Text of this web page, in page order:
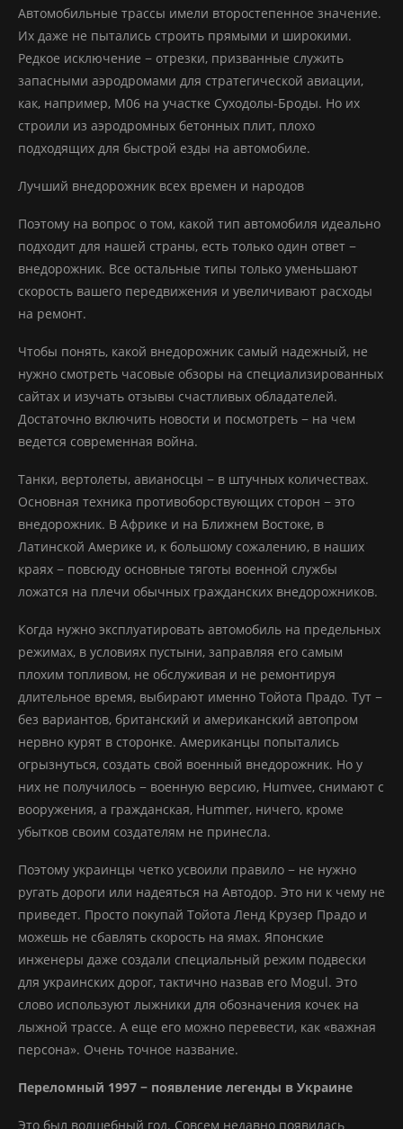
Автомобильные трассы имели второстепенное значение.
Их даже не пытались строить прямыми и широкими.
Редкое исключение − отрезки, призванные служить
запасными аэродромами для стратегической авиации,
как, например, М06 на участке Суходолы-Броды. Но их
строили из аэродромных бетонных плит, плохо
подходящих для быстрой езды на автомобиле.
Лучший внедорожник всех времен и народов
Поэтому на вопрос о том, какой тип автомобиля идеально
подходит для нашей страны, есть только один ответ −
внедорожник. Все остальные типы только уменьшают
скорость вашего передвижения и увеличивают расходы
на ремонт.
Чтобы понять, какой внедорожник самый надежный, не
нужно смотреть часовые обзоры на специализированных
сайтах и изучать отзывы счастливых обладателей.
Достаточно включить новости и посмотреть − на чем
ведется современная война.
Танки, вертолеты, авианосцы − в штучных количествах.
Основная техника противоборствующих сторон − это
внедорожник. В Африке и на Ближнем Востоке, в
Латинской Америке и, к большому сожалению, в наших
краях − повсюду основные тяготы военной службы
ложатся на плечи обычных гражданских внедорожников.
Когда нужно эксплуатировать автомобиль на предельных
режимах, в условиях пустыни, заправляя его самым
плохим топливом, не обслуживая и не ремонтируя
длительное время, выбирают именно Тойота Прадо. Тут −
без вариантов, британский и американский автопром
нервно курят в сторонке. Американцы попытались
огрызнуться, создать свой военный внедорожник. Но у
них не получилось − военную версию, Humvee, снимают с
вооружения, а гражданская, Hummer, ничего, кроме
убытков своим создателям не принесла.
Поэтому украинцы четко усвоили правило − не нужно
ругать дороги или надеяться на Автодор. Это ни к чему не
приведет. Просто покупай Тойота Ленд Крузер Прадо и
можешь не сбавлять скорость на ямах. Японские
инженеры даже создали специальный режим подвески
для украинских дорог, тактично назвав его Mogul. Это
слово используют лыжники для обозначения кочек на
лыжной трассе. А еще его можно перевести, как «важная
персона». Очень точное название.
Переломный 1997 − появление легенды в Украине
Это был волшебный год. Совсем недавно появилась